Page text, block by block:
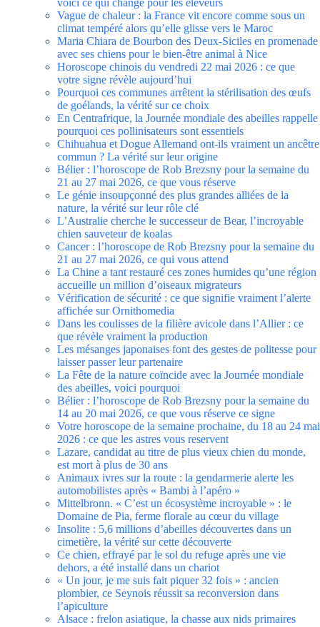
Vague de chaleur : la France vit encore comme sous un
climat tempéré alors qu’elle glisse vers le Maroc
Maria Chiara de Bourbon des Deux-Siciles en promenade
avec ses chiens pour le bien-être animal à Nice
Horoscope chinois du vendredi 22 mai 2026 : ce que
votre signe révèle aujourd’hui
Pourquoi ces communes arrêtent la stérilisation des œufs
de goélands, la vérité sur ce choix
En Centrafrique, la Journée mondiale des abeilles rappelle
pourquoi ces pollinisateurs sont essentiels
Chihuahua et Dogue Allemand ont-ils vraiment un ancêtre
commun ? La vérité sur leur origine
Bélier : l’horoscope de Rob Brezsny pour la semaine du
21 au 27 mai 2026, ce que vous réserve
Le génie insoupçonné des plus grandes alliées de la
nature, la vérité sur leur rôle clé
L’Australie cherche le successeur de Bear, l’incroyable
chien sauveteur de koalas
Cancer : l’horoscope de Rob Brezsny pour la semaine du
21 au 27 mai 2026, ce qui vous attend
La Chine a tant restauré ces zones humides qu’une région
accueille un million d’oiseaux migrateurs
Vérification de sécurité : ce que signifie vraiment l’alerte
affichée sur Ornithomedia
Dans les coulisses de la filière avicole dans l’Allier : ce
que révèle vraiment la production
Les mésanges japonaises font des gestes de politesse pour
laisser passer leur partenaire
La Fête de la nature coïncide avec la Journée mondiale
des abeilles, voici pourquoi
Bélier : l’horoscope de Rob Brezsny pour la semaine du
14 au 20 mai 2026, ce que vous réserve ce signe
Votre horoscope de la semaine prochaine, du 18 au 24 mai
2026 : ce que les astres vous reservent
Lazare, candidat au titre de plus vieux chien du monde,
est mort à plus de 30 ans
Animaux ivres sur la route : la gendarmerie alerte les
automobilistes après « Bambi à l’apéro »
Mittelbronn. « C’est un écosystème incroyable » : le
Domaine de Pia, ferme florale au cœur du village
Insolite : 5,6 millions d’abeilles découvertes dans un
cimetière, la vérité sur cette découverte
Ce chien, effrayé par le sol du refuge après une vie
dehors, a été installé dans un chariot
« Un jour, je me suis fait piquer 32 fois » : ancien
plombier, ce Seynois réussit sa reconversion dans
l’apiculture
Alsace : frelon asiatique, la chasse aux nids primaires